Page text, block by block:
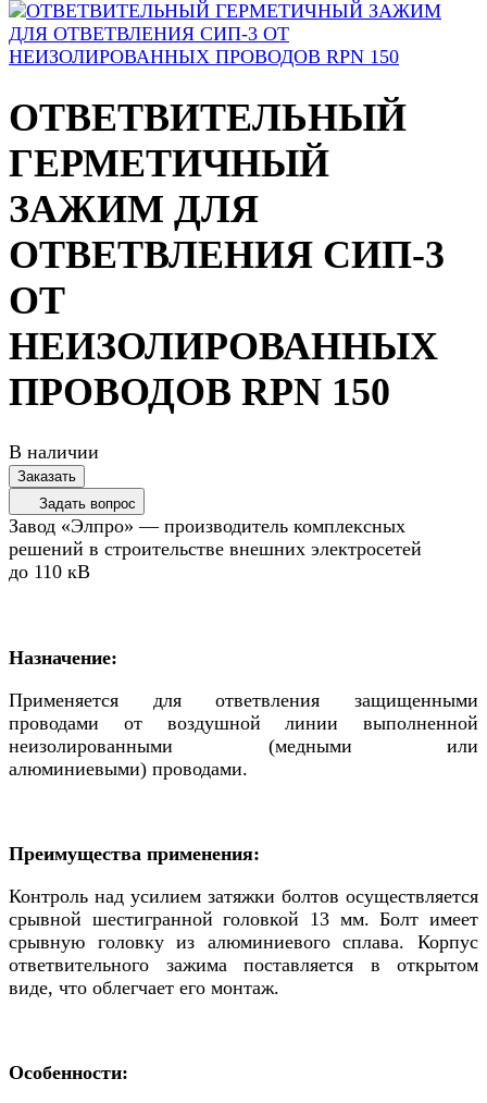
ОТВЕТВИТЕЛЬНЫЙ
ГЕРМЕТИЧНЫЙ
ЗАЖИМ ДЛЯ
ОТВЕТВЛЕНИЯ СИП-3
ОТ
НЕИЗОЛИРОВАННЫХ
ПРОВОДОВ RPN 150
В наличии
Заказать
Задать вопрос
Завод «Элпро» — производитель комплексных
решений в строительстве внешних электросетей
до 110 кВ
Назначение:
Применяется для ответвления защищенными
проводами от воздушной линии выполненной
неизолированными (медными или
алюминиевыми) проводами.
Преимущества применения:
Контроль над усилием затяжки болтов осуществляется
срывной шестигранной головкой 13 мм. Болт имеет
срывную головку из алюминиевого сплава. Корпус
ответвительного зажима поставляется в открытом
виде, что облегчает его монтаж.
Особенности: